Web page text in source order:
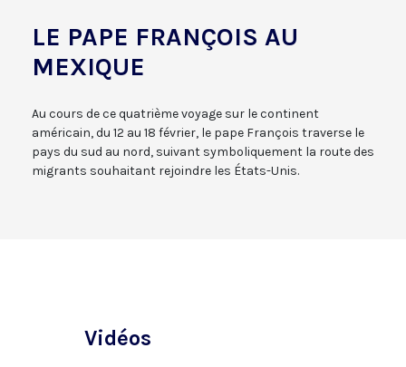
LE PAPE FRANÇOIS AU
MEXIQUE
Au cours de ce quatrième voyage sur le continent
américain, du 12 au 18 février, le pape François traverse le
pays du sud au nord, suivant symboliquement la route des
migrants souhaitant rejoindre les États-Unis.
Vidéos